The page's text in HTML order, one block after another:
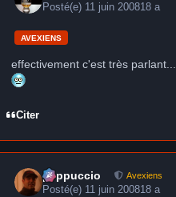
Posté(e) 11 juin 200818 a
AVEXIENS
effectivement c'est très parlant...
Citer
peppuccio Avexiens
Posté(e) 11 juin 200818 a